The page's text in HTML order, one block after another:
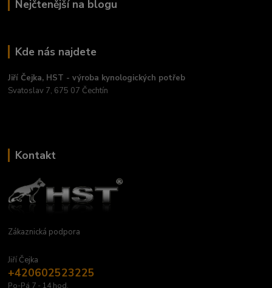
Nejčtenější na blogu
Kde nás najdete
Jiří Čejka, HST - výroba kynologických potřeb
Svatoslav 7, 675 07 Čechtín
Kontakt
Zákaznická podpora
Jiří Čejka
+420602523225
Po-Pá 7 - 14 hod.